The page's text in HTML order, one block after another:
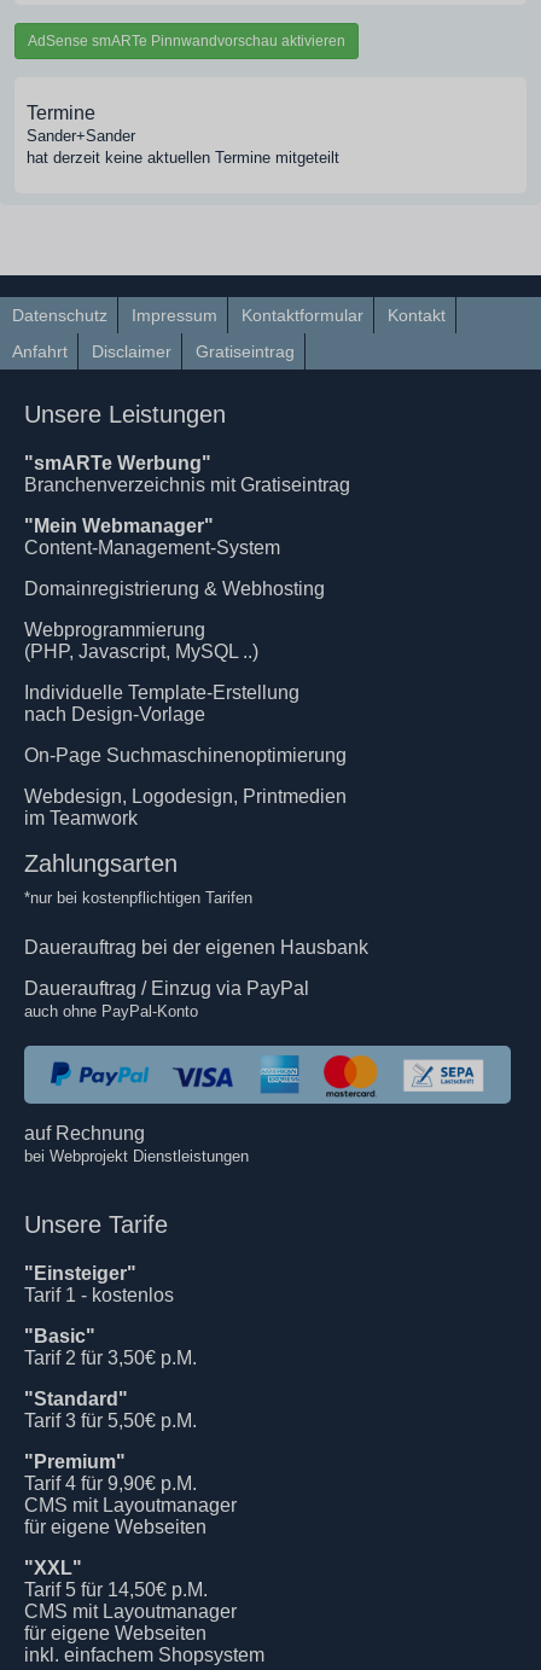
AdSense smARTe Pinnwandvorschau aktivieren
Termine
Sander+Sander
hat derzeit keine aktuellen Termine mitgeteilt
Datenschutz Impressum Kontaktformular
Kontakt
Anfahrt
Disclaimer Gratiseintrag
Unsere Leistungen
"smARTe Werbung"
Branchenverzeichnis mit Gratiseintrag
"Mein Webmanager"
Content-Management-System
Domainregistrierung & Webhosting
Webprogrammierung
(PHP, Javascript, MySQL ..)
Individuelle Template-Erstellung
nach Design-Vorlage
On-Page Suchmaschinenoptimierung
Webdesign, Logodesign, Printmedien
im Teamwork
Zahlungsarten
*nur bei kostenpflichtigen Tarifen
Dauerauftrag bei der eigenen Hausbank
Dauerauftrag / Einzug via PayPal
auch ohne PayPal-Konto
auf Rechnung
bei Webprojekt Dienstleistungen
Unsere Tarife
"Einsteiger"
Tarif 1 - kostenlos
"Basic"
Tarif 2 für 3,50€ p.M.
"Standard"
Tarif 3 für 5,50€ p.M.
"Premium"
Tarif 4 für 9,90€ p.M.
CMS mit Layoutmanager
für eigene Webseiten
"XXL"
Tarif 5 für 14,50€ p.M.
CMS mit Layoutmanager
für eigene Webseiten
inkl. einfachem Shopsystem